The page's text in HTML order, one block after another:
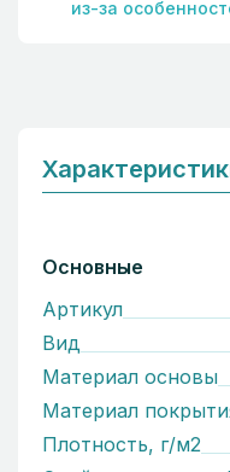
из-за
Основные
Артикул
Вид
Материал основы
Материал
Плотность, г/м2